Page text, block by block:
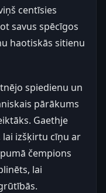
centīsies
savus spēcīgos
haotiskās sitienu
spiedienu un
pārākums
Gaethje
izšķirtu cīņu ar
čempions
lai